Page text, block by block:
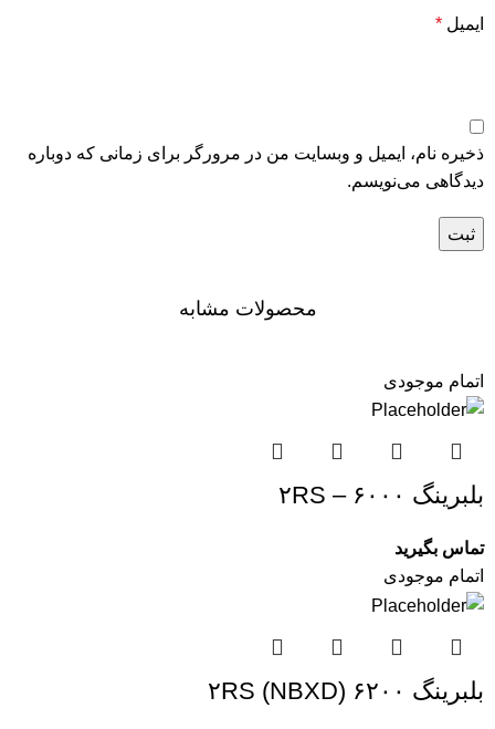
ایمیل *
ذخیره نام، ایمیل و وبسایت من در مرورگر برای زمانی که دوباره
دیدگاهی می‌نویسم.
محصولات مشابه
اتمام موجودی
بلبرینگ ۶۰۰۰ – ۲RS
تماس بگیرید
اتمام موجودی
بلبرینگ ۶۲۰۰ ۲RS (NBXD)